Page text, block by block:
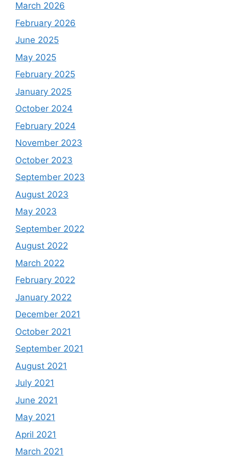
March 2026
February 2026
June 2025
May 2025
February 2025
January 2025
October 2024
February 2024
November 2023
October 2023
September 2023
August 2023
May 2023
September 2022
August 2022
March 2022
February 2022
January 2022
December 2021
October 2021
September 2021
August 2021
July 2021
June 2021
May 2021
April 2021
March 2021